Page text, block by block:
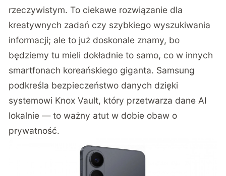
rzeczywistym. To ciekawe rozwiązanie dla
kreatywnych zadań czy szybkiego wyszukiwania
informacji; ale to już doskonale znamy, bo
będziemy tu mieli dokładnie to samo, co w innych
smartfonach koreańskiego giganta. Samsung
podkreśla bezpieczeństwo danych dzięki
systemowi Knox Vault, który przetwarza dane AI
lokalnie — to ważny atut w dobie obaw o
prywatność.